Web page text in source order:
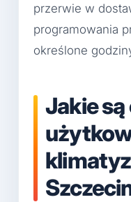
przerwie w
programowania
określone
Jakie